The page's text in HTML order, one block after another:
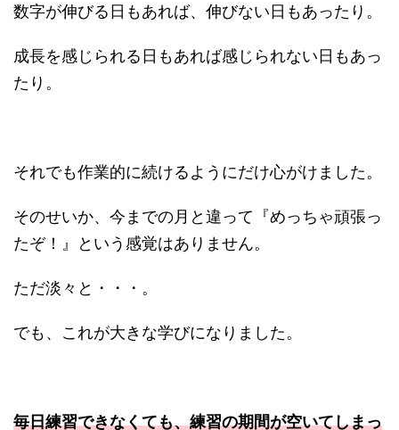
数字が伸びる日もあれば、伸びない日もあったり。
成長を感じられる日もあれば感じられない日もあっ
たり。
それでも作業的に続けるようにだけ心がけました。
そのせいか、今までの月と違って『めっちゃ頑張っ
たぞ！』という感覚はありません。
ただ淡々と・・・。
でも、これが大きな学びになりました。
毎日練習できなくても、練習の期間が空いてしまっ